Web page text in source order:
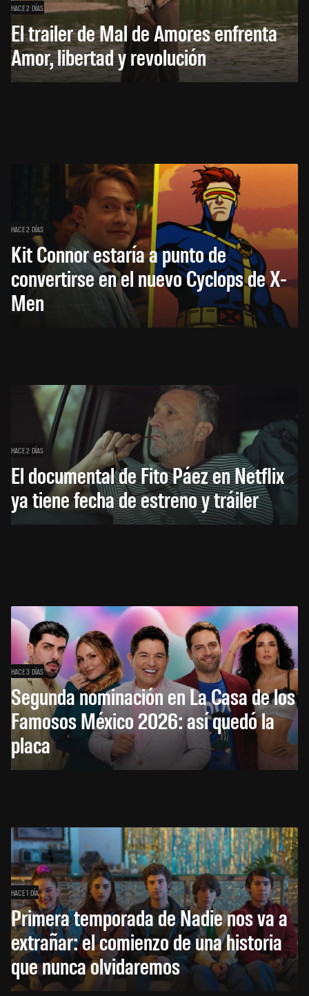
HACE 2 DÍAS
El trailer de Mal de Amores enfrenta
Amor, libertad y revolución
HACE 2 DÍAS
Kit Connor estaría a punto de
convertirse en el nuevo Cyclops de X-
Men
HACE 2 DÍAS
El documental de Fito Páez en Netflix
ya tiene fecha de estreno y tráiler
HACE 3 DÍAS
Segunda nominación en La Casa de los
Famosos México 2026: así quedó la
placa
HACE 1 DÍA
Primera temporada de Nadie nos va a
extrañar: el comienzo de una historia
que nunca olvidaremos